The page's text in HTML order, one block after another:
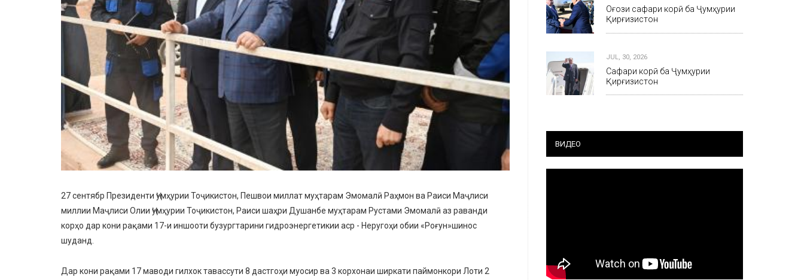
27 сентябр Президенти Ҷумҳурии Тоҷикистон, Пешвои миллат муҳтарам Эмомалӣ Раҳмон ва Раиси Маҷлиси
миллии Маҷлиси Олии Ҷумҳурии Тоҷикистон, Раиси шаҳри Душанбе муҳтарам Рустами Эмомалӣ аз раванди
корҳо дар кони рақами 17-и иншооти бузургтарини гидроэнергетикии аср - Неругоҳи обии «Роғун»шинос
шуданд.
Дар кони рақами 17 маводи гилхок тавассути 8 дастгоҳи муосир ва 3 корхонаи ширкати паймонкори Лоти 2
Оғози сафари корӣ ба Ҷумҳурии
Қирғизистон
JUL, 30, 2026
Сафари корӣ ба Ҷумҳурии
Қирғизистон
ВИДЕО